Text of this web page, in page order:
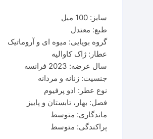
سایز: 100 میل
طبع: معتدل
گروه بویایی: میوه ای و آروماتیک
عطار: ژاک کاوالیه
سال عرضه: 2023 فرانسه
جنسیت: زنانه و مردانه
نوع عطر: ادو پرفیوم
فصل: بهار، تابستان و پاییز
ماندگاری: متوسط
پراکندگی: متوسط